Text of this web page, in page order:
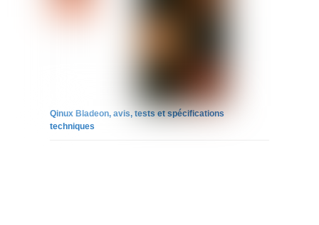
Qinux Bladeon, avis, tests et spécifications
techniques